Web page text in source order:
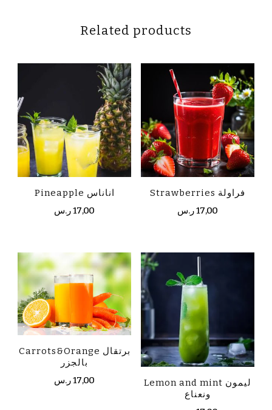
Related products
Pineapple اناناس
17,00ر.س
Strawberries فراولة
17,00ر.س
Carrots&Orange برتقال
بالجزر
17,00ر.س
Lemon and mint ليمون
ونعناع